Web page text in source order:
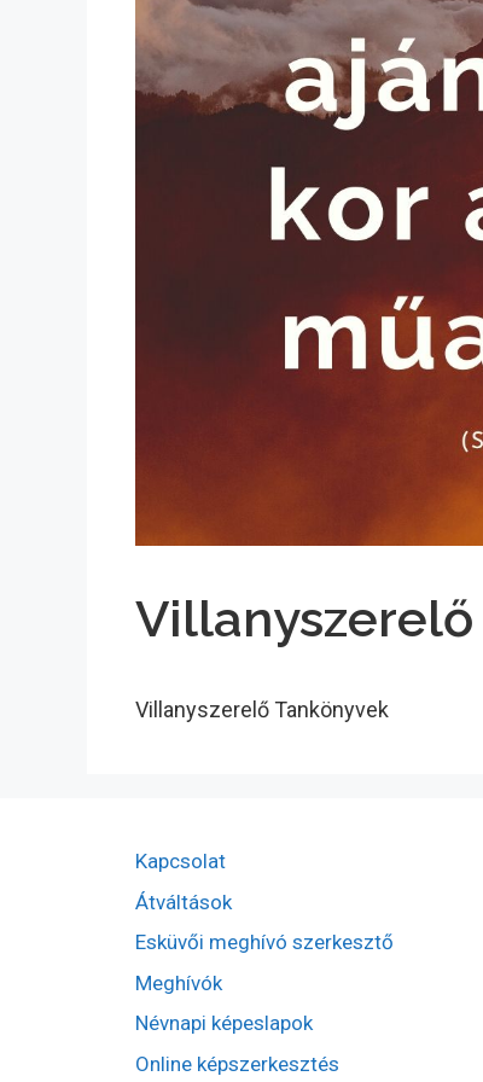
Villanyszerelő Tankönyvek
Kapcsolat
Átváltások
Esküvői meghívó szerkesztő
Meghívók
Névnapi képeslapok
Online képszerkesztés